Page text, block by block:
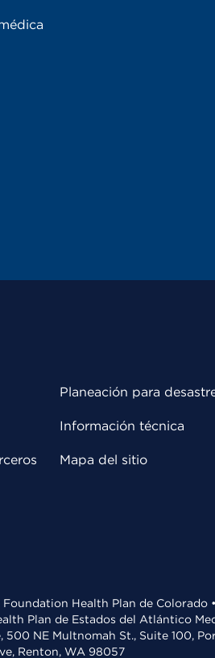
Planeación para
Información técnica
Mapa del sitio
Health Plan de Colorado
Plan de Estados del Atlántico
NE Multnomah St., Suite 100,
Renton, WA 98057